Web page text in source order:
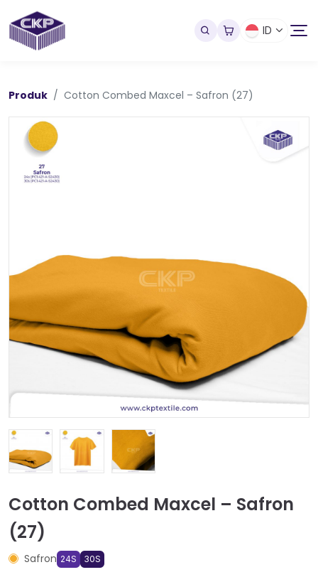
ID
Produk Cotton Combed Maxcel – Safron (27)
Cotton Combed Maxcel – Safron
(27)
Safron 24S 30S